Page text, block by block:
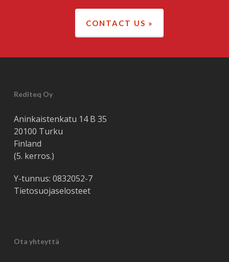
CONTACT US »
Rediteq Oy
Aninkaistenkatu 14 B 35
20100 Turku
Finland
(5. kerros.)
Y-tunnus: 0832052-7
Tietosuojaselosteet
Ota yhteyttä